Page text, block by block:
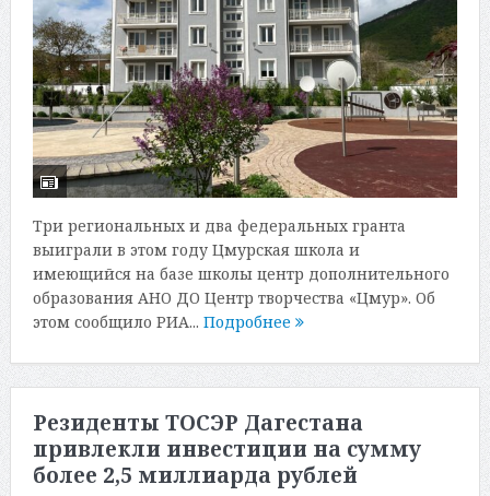
Три региональных и два федеральных гранта
выиграли в этом году Цмурская школа и
имеющийся на базе школы центр дополнительного
образования АНО ДО Центр творчества «Цмур». Об
этом сообщило РИА... Подробнее
Резиденты ТОСЭР Дагестана
привлекли инвестиции на сумму
более 2,5 миллиарда рублей